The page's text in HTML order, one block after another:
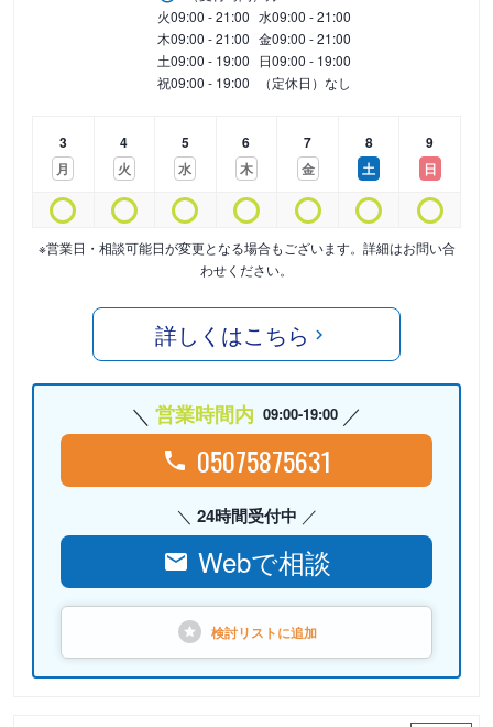
火09:00 - 21:00 水09:00 - 21:00
木09:00 - 21:00 金09:00 - 21:00
土09:00 - 19:00 日09:00 - 19:00
祝09:00 - 19:00 （定休日）なし
3
月
4
火
5
水
6
木
7
金
8
土
9
日
※営業日・相談可能日が変更となる場合もございます。詳細はお問い合
わせください。
詳しくはこちら
営業時間内 09:00-19:00
05075875631
24時間受付中
Webで相談
検討リストに追加